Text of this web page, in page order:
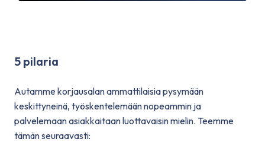
5 pilaria
Autamme korjausalan ammattilaisia ​​pysymään
keskittyneinä, työskentelemään nopeammin ja
palvelemaan asiakkaitaan luottavaisin mielin. Teemme
tämän seuraavasti: